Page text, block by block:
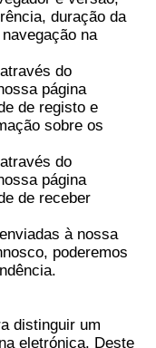
duração da
na
do
página
de registo e
sobre os
do
página
de receber
à nossa
poderemos
distinguir um
eletrónica. Deste